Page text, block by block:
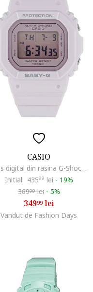
CASIO
Ceas digital din rasina G-Shock, Argintiu/Liliac
Initial: 43599 lei - 19%
36999lei - 5%
34999lei
Vandut de Fashion Days